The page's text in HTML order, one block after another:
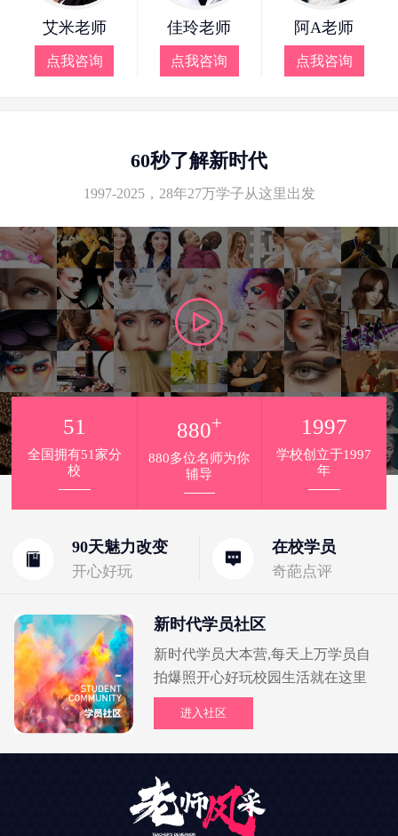
艾米老师
点我咨询
佳玲老师
点我咨询
阿A老师
点我咨询
60秒了解新时代
1997-2025，28年27万学子从这里出发
90天魅力改变
开心好玩
在校学员
奇葩点评
51
全国拥有51家分
校
880+
880多位名师为你
辅导
1997
学校创立于1997
年
新时代学员社区
新时代学员大本营,每天上万学员自
拍爆照开心好玩校园生活就在这里
进入社区